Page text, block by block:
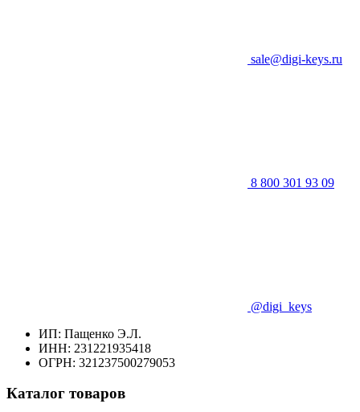
sale@digi-keys.ru
8 800 301 93 09
@digi_keys
ИП: Пащенко Э.Л.
ИНН: 231221935418
ОГРН: 321237500279053
Каталог товаров